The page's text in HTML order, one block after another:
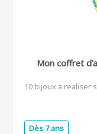
Mon coffret
10 bijoux a realiser
Dès 7 ans